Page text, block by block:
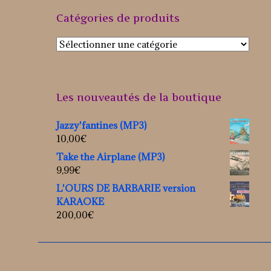
Catégories de produits
Les nouveautés de la boutique
Jazzy'fantines (MP3)
10,00€
Take the Airplane (MP3)
9,99€
L'OURS DE BARBARIE version
KARAOKE
200,00€